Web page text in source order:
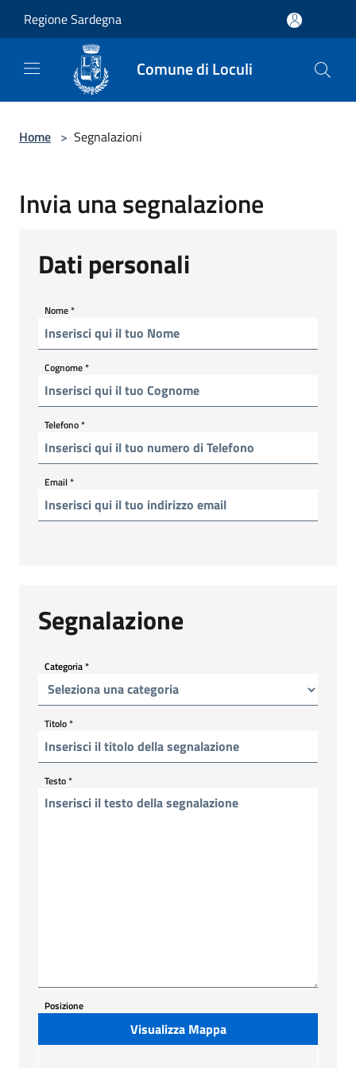
Regione Sardegna
Comune di Loculi
Home > Segnalazioni
Invia una segnalazione
Dati personali
Nome*
Cognome*
Telefono*
Email*
Segnalazione
Categoria*
Titolo*
Testo*
Posizione
Visualizza Mappa